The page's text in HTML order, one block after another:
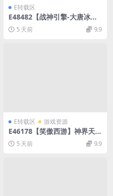
E转载区
E48482【战神引擎-大唐冰雪
完整版】裤衩7.0免授权win传
奇手游服务架设端
5 天前 9.9
E转载区 游戏资源
E46178【笑傲西游】神界天海
西柚端游WIN本地服务端+内
置GM工具+全套源码
5 天前 9.9